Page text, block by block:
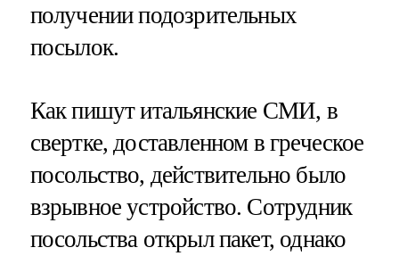
получении подозрительных
посылок.
Как пишут итальянские СМИ, в
свертке, доставленном в греческое
посольство, действительно было
взрывное устройство. Сотрудник
посольства открыл пакет, однако